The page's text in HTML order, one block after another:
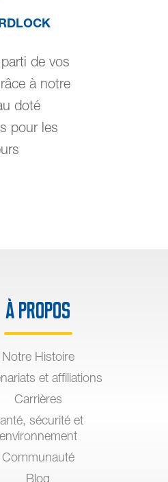
de vos
à notre
doté
pour les
À propos
Notre Histoire
et affiliations
Carrières
sécurité et
environnement
Communauté
Blog